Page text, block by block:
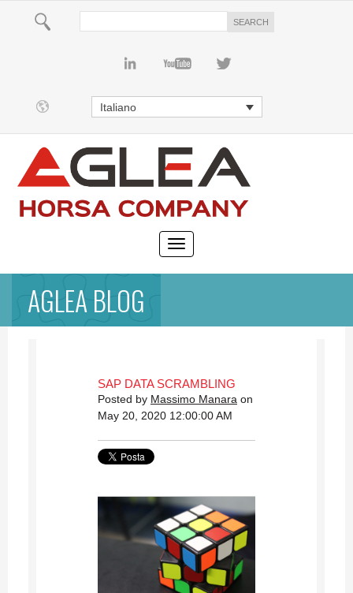
Italiano
AGLEA BLOG
SAP DATA SCRAMBLING
Posted by Massimo Manara on
May 20, 2020 12:00:00 AM